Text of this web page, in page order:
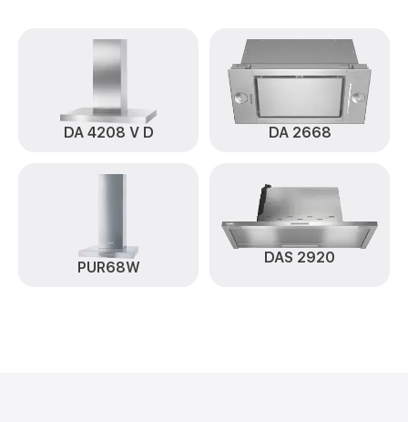
DA 4208 V D DA 2668
PUR68W
DAS 2920